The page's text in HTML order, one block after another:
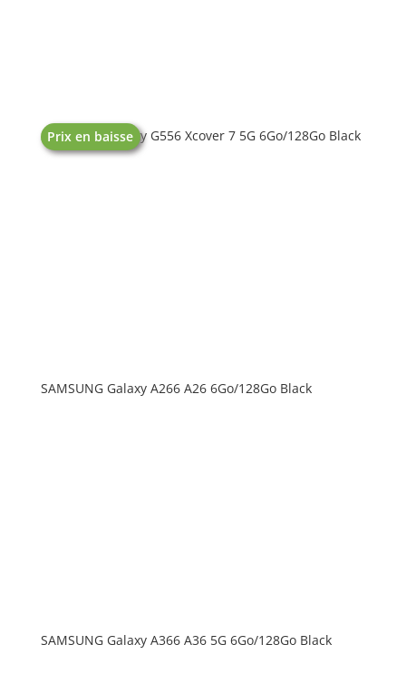
Prix en baisse
SAMSUNG Galaxy G556 Xcover 7 5G 6Go/128Go Black
SAMSUNG Galaxy A266 A26 6Go/128Go Black
SAMSUNG Galaxy A366 A36 5G 6Go/128Go Black